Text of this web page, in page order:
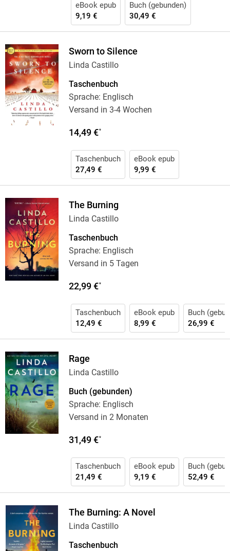
eBook epub
9,19 €
Buch (gebunden)
30,49 €
Sworn to Silence
Linda Castillo
Taschenbuch
Sprache: Englisch
Versand in 3-4 Wochen
14,49 €*
Taschenbuch
27,49 €
eBook epub
9,99 €
The Burning
Linda Castillo
Taschenbuch
Sprache: Englisch
Versand in 5 Tagen
22,99 €*
Taschenbuch
12,49 €
eBook epub
8,99 €
Buch
26,99 €
Rage
Linda Castillo
Buch (gebunden)
Sprache: Englisch
Versand in 2 Monaten
31,49 €*
Taschenbuch
21,49 €
eBook epub
9,19 €
Buch
52,49 €
The Burning: A Novel
Linda Castillo
Taschenbuch